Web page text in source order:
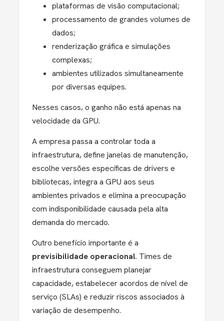
plataformas de visão computacional;
processamento de grandes volumes de
dados;
renderização gráfica e simulações
complexas;
ambientes utilizados simultaneamente
por diversas equipes.
Nesses casos, o ganho não está apenas na
velocidade da GPU.
A empresa passa a controlar toda a
infraestrutura, define janelas de manutenção,
escolhe versões específicas de drivers e
bibliotecas, integra a GPU aos seus
ambientes privados e elimina a preocupação
com indisponibilidade causada pela alta
demanda do mercado.
Outro benefício importante é a
previsibilidade operacional. Times de
infraestrutura conseguem planejar
capacidade, estabelecer acordos de nível de
serviço (SLAs) e reduzir riscos associados à
variação de desempenho.